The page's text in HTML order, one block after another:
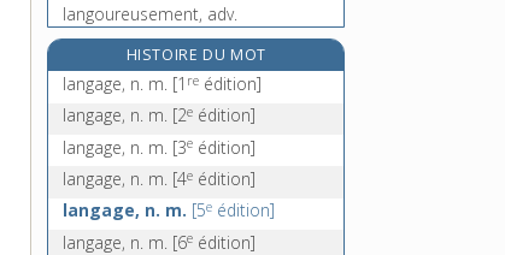
langoureusement, adv.
langoureux, -euse, adj.
langouste, n. f.
langoustier, -ière, adj. et n.
langoustine, n. f.
HISTOIRE DU MOT
langage, n. m. [1 re édition]
langage, n. m. [2e édition]
langage, n. m. [3e édition]
langage, n. m. [4e édition]
langage, n. m. [5e édition]
langage, n. m. [6e édition]